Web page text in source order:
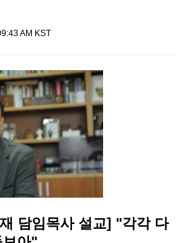
AM KST
담임목사 설교] "각각 다